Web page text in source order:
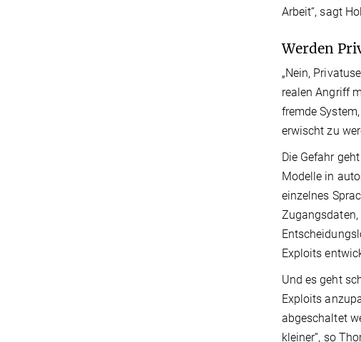
Arbeit“, sagt
Werden
„Nein,
realen Angriff
fremde
erwischt zu
Die Gefahr
Modelle in
einzelnes
Exploits
Und es geht
Exploits
abgeschaltet
kleiner“, so